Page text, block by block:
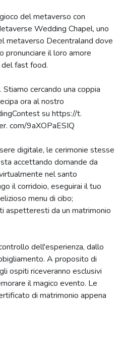
del metaverso con
Wedding Chapel, uno
metaverso Decentraland dove
pronunciare il loro amore
fast food.
cercando una coppia
ora al nostro
su https://t.
com/9aXOPaESIQ
digitale, le cerimonie stesse
accettando domande da
nel santo
il corridoio, eseguirai il tuo
menu di cibo;
aspetteresti da un matrimonio
dell'esperienza, dallo
A proposito di
ospiti riceveranno esclusivi
il magico evento. Le
di matrimonio appena